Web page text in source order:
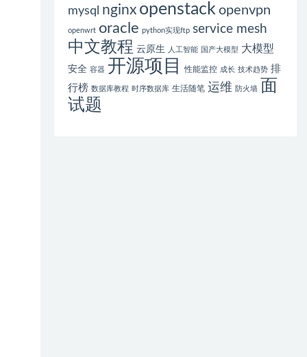
mysql nginx openstack openvpn
openwrt oracle python实现ftp service mesh
中文教程 云原生 人工智能 国产大模型 大模型
安全 容器 开源项目 性能监控 成长 技术趋势 排
行榜 数据库教程 时序数据库 生活随笔 运维 防火墙 面
试题